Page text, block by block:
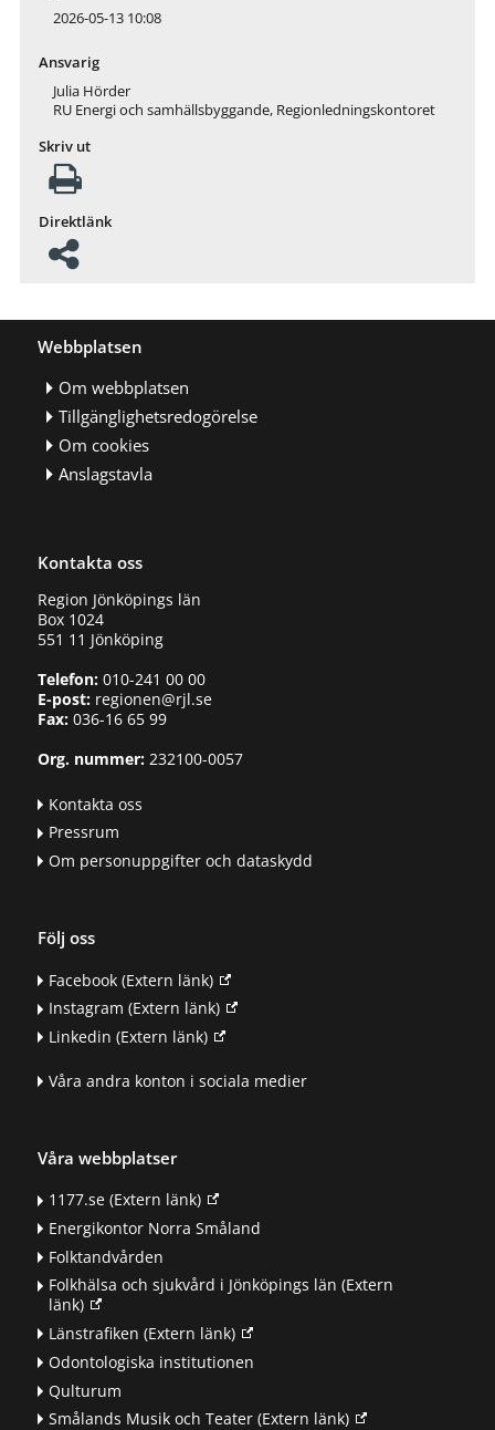
2026-05-13 10:08
Ansvarig
Julia Hörder
RU Energi och samhällsbyggande, Regionledningskontoret
Skriv ut
Direktlänk
Webbplatsen
Om webbplatsen
Tillgänglighetsredogörelse
Om cookies
Anslagstavla
Kontakta oss
Region Jönköpings län
Box 1024
551 11 Jönköping
Telefon:010-241 00 00
E-post:regionen@rjl.se
Fax: 036-16 65 99
Org. nummer:232100-0057
Kontakta oss
Pressrum
Om personuppgifter och dataskydd
Följ oss
Facebook(Extern länk)
Instagram (Extern länk)
Linkedin (Extern länk)
Våra andra konton i sociala medier
Våra webbplatser
1177.se(Extern länk)
Energikontor Norra Småland
Folktandvården
Folkhälsa och sjukvård i Jönköpings län (Extern
länk)
Länstrafiken (Extern länk)
Odontologiska institutionen
Qulturum
Smålands Musik och Teater(Extern länk)